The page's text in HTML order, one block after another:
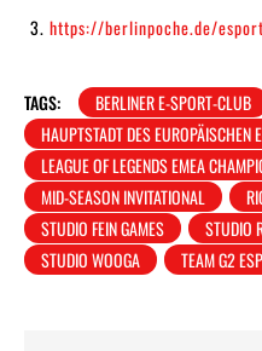
https://berlinpoche.de/
TAGS: BERLINER E-SPORT-CLUB
HAUPTSTADT DES EUROPÄISCHEN
LEAGUE OF LEGENDS EMEA
MID-SEASON INVITATIONAL
STUDIO FEIN GAMES
STUDIO
STUDIO WOOGA
TEAM G2